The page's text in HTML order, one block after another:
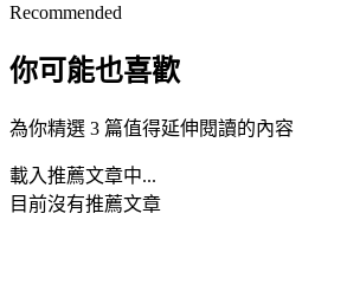
Recommended
你可能也喜歡
為你精選 3 篇值得延伸閱讀的內容
載入推薦文章中...
目前沒有推薦文章